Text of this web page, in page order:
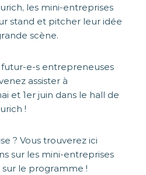
les mini-entreprises
stand et pitcher leur idée
scène.
e-s entrepreneuses
assister à
et 1er juin dans le hall de
!
? Vous trouverez ici
sur les mini-entreprises
sur le programme !